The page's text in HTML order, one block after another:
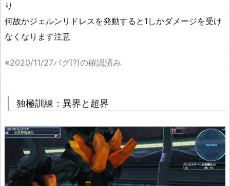
り
何故かジェルンリドレスを発動すると1しかダメージを受け
なくなります注意
※2020/11/27バグ(?)の確認済み
独極訓練：異界と超界